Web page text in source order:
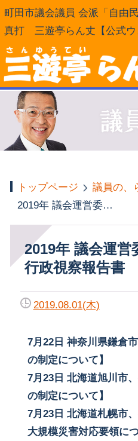
町田市議会議員 会派「自由
真打 三遊亭らん丈【公式ウ
トップページ 議員の、
2019年 議会運営委員会 行政視察報告書
2019年 議会運営委員会
行政視察報告書
2019.08.01(木)
7月22日 神奈川県鎌倉
の制定について】
7月23日 北海道旭川市
の制定について】
7月23日 北海道札幌市
大規模災害対応要領につ